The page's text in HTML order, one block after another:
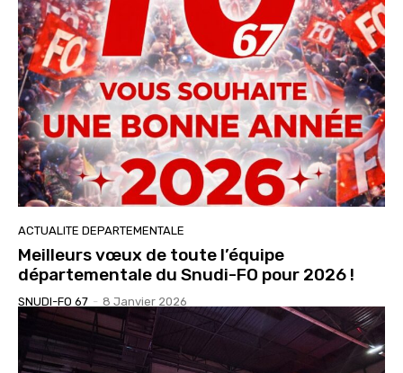
ACTUALITE DEPARTEMENTALE
Meilleurs vœux de toute l’équipe
départementale du Snudi-FO pour 2026 !
SNUDI-FO 67 - 8 Janvier 2026